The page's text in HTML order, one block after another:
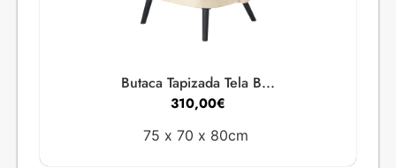
Butaca Tapizada Tela B...
310,00€
75 x 70 x 80cm